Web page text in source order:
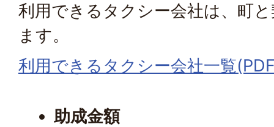
利用できるタクシー会社は、町
ます。
利用できるタクシー会社一覧
助成金額